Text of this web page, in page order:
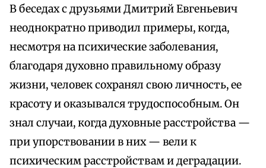
В беседах с друзьями Дмитрий Евгеньевич
неоднократно приводил примеры, когда,
несмотря на психические заболевания,
благодаря духовно правильному образу
жизни, человек сохранял свою личность, ее
красоту и оказывался трудоспособным. Он
знал случаи, когда духовные расстройства —
при упорствовании в них — вели к
психическим расстройствам и деградации.